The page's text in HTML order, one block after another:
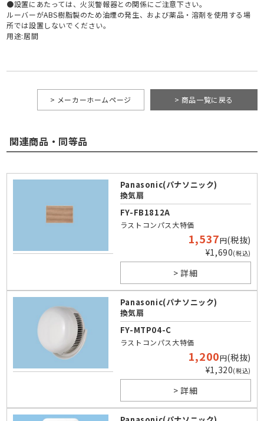
●設置にあたっては、火災警報器との関係にご注意下さい。
ルーバーがABS樹脂製のため油煙の発生、および薬品・溶剤を使用する場
所では設置しないでください。
用途:居間
> 商品一覧に戻る
> メーカーホームページ
関連商品・同等品
Panasonic(パナソニック)
換気扇
FY-FB1812A
ラストコンパス大特価
1,537円(税抜)
¥1,690(税込)
> 詳細
Panasonic(パナソニック)
換気扇
FY-MTP04-C
ラストコンパス大特価
1,200円(税抜)
¥1,320(税込)
> 詳細